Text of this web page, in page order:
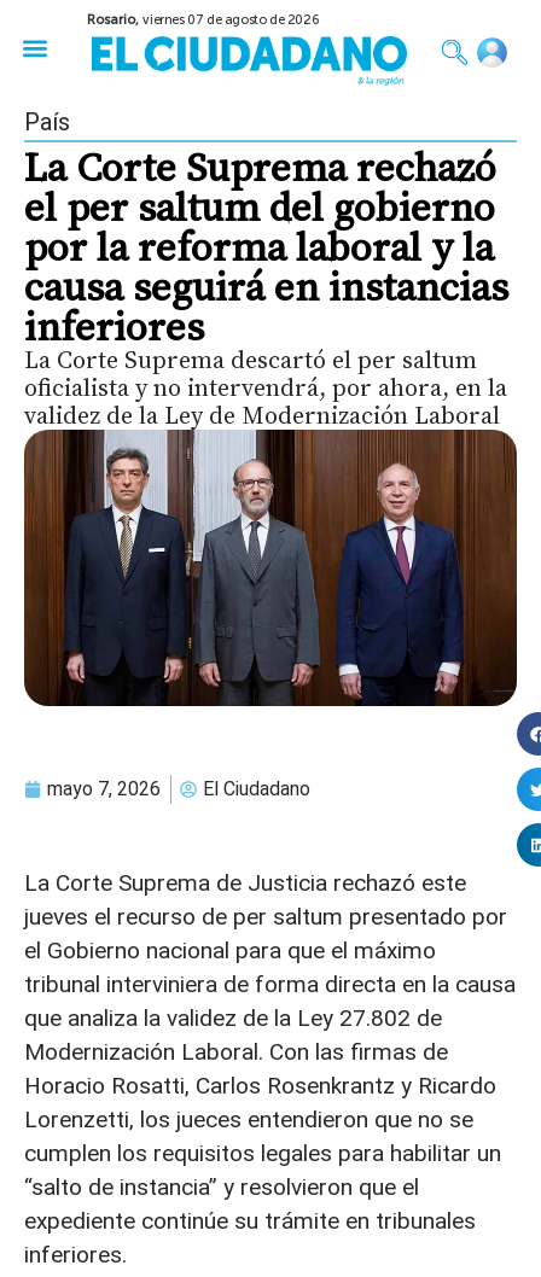
Rosario,viernes 07 de agosto de 2026
País
La Corte Suprema rechazó
el per saltum del gobierno
por la reforma laboral y la
causa seguirá en instancias
inferiores
La Corte Suprema descartó el per saltum
oficialista y no intervendrá, por ahora, en la
validez de la Ley de Modernización Laboral
mayo 7, 2026 El Ciudadano
La Corte Suprema de Justicia rechazó este
jueves el recurso de per saltum presentado por
el Gobierno nacional para que el máximo
tribunal interviniera de forma directa en la causa
que analiza la validez de la Ley 27.802 de
Modernización Laboral. Con las firmas de
Horacio Rosatti, Carlos Rosenkrantz y Ricardo
Lorenzetti, los jueces entendieron que no se
cumplen los requisitos legales para habilitar un
“salto de instancia” y resolvieron que el
expediente continúe su trámite en tribunales
inferiores.